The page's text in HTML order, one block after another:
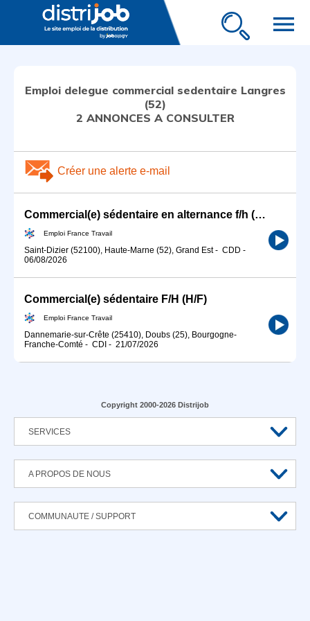
menu
Emploi delegue commercial sedentaire Langres
(52)
2 ANNONCES A CONSULTER
Créer une alerte e-mail
Commercial(e) sédentaire en alternance f/h (H/F)
Emploi France Travail
Saint-Dizier (52100), Haute-Marne (52), Grand Est- CDD -
06/08/2026
Commercial(e) sédentaire F/H (H/F)
Emploi France Travail
Dannemarie-sur-Crête (25410), Doubs (25), Bourgogne-
Franche-Comté - CDI - 21/07/2026
Copyright 2000-2026 Distrijob
SERVICES
A PROPOS DE NOUS
COMMUNAUTE / SUPPORT